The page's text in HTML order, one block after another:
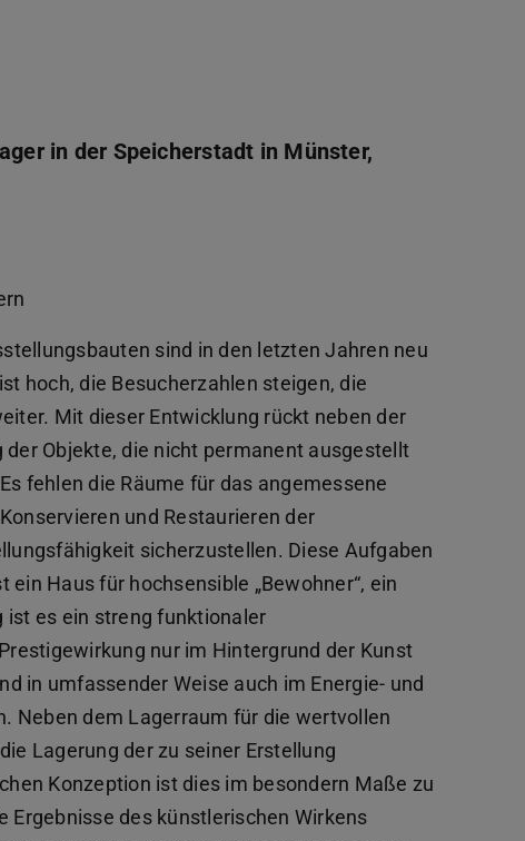
in der Speicherstadt in Münster,
sind in den letzten Jahren neu
hoch, die Besucherzahlen steigen, die
Mit dieser Entwicklung rückt neben der
Objekte, die nicht permanent ausgestellt
fehlen die Räume für das angemessene
und Restaurieren der
sicherzustellen. Diese Aufgaben
Haus für hochsensible „Bewohner“, ein
ist es ein streng funktionaler
nur im Hintergrund der Kunst
in umfassender Weise auch im Energie- und
Neben dem Lagerraum für die wertvollen
Lagerung der zu seiner Erstellung
Konzeption ist dies im besondern Maße zu
des künstlerischen Wirkens